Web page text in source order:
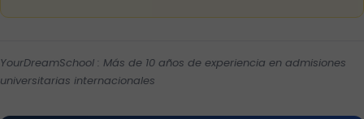
YourDreamSchool : Más de 10 años de experiencia en admisiones
universitarias internacionales